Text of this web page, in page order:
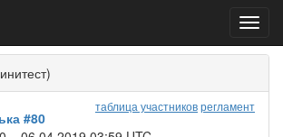
таблица участниковрегламент
#80